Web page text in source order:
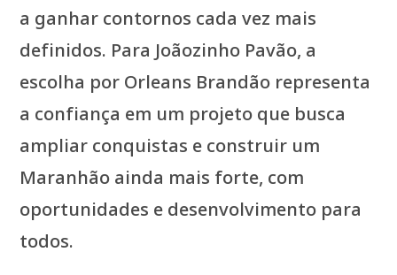
a ganhar contornos cada vez mais
definidos. Para Joãozinho Pavão, a
escolha por Orleans Brandão representa
a confiança em um projeto que busca
ampliar conquistas e construir um
Maranhão ainda mais forte, com
oportunidades e desenvolvimento para
todos.